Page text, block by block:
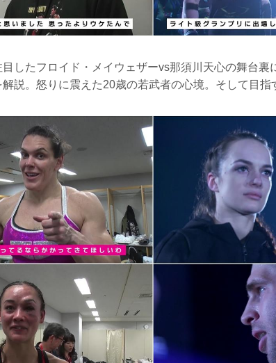
したフロイド・メイウェザーvs那須川天心の舞台裏
説。怒りに震えた20歳の若武者の心境。そして目指